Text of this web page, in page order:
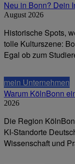
Neu in Bonn? Dein
August 2026
Historische Spots,
tolle Kulturszene:
Egal ob zum
mein Unternehmen
Warum KölnBonn
2026
Die Region
KI-Standorte
Wissenschaft und